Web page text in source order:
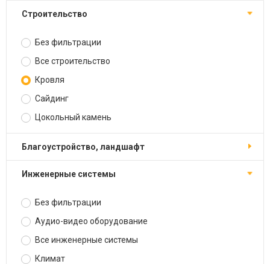
Строительство
Без фильтрации
Все строительство
Кровля
Сайдинг
Цокольный камень
Благоустройство, ландшафт
Инженерные системы
Без фильтрации
Аудио-видео оборудование
Все инженерные системы
Климат